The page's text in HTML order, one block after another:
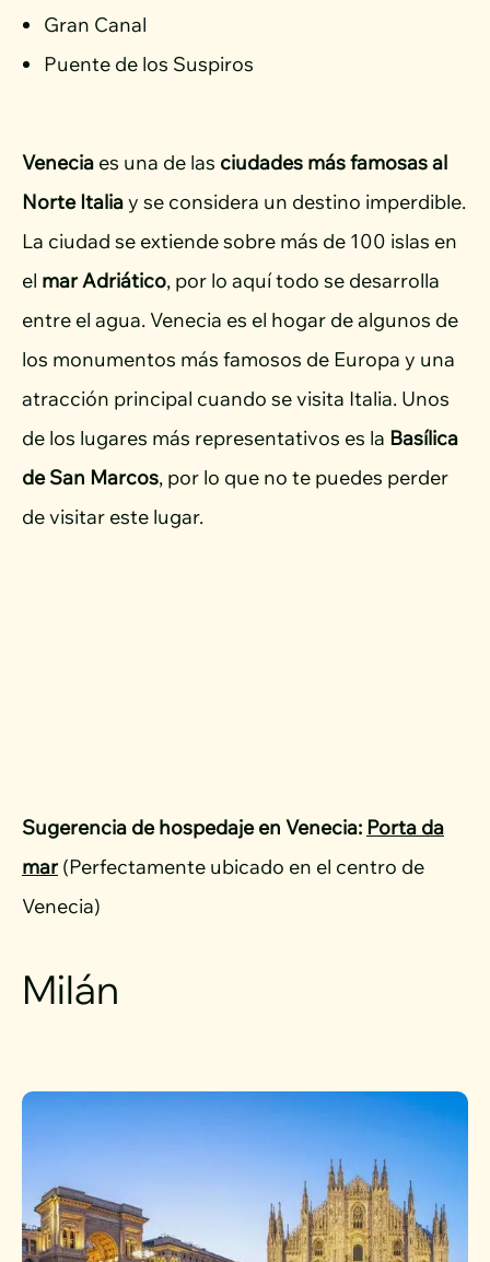
Gran Canal
Puente de los Suspiros
Venecia es una de las ciudades más famosas al
Norte Italiay se considera un destino imperdible.
La ciudad se extiende sobre más de 100 islas en
el mar Adriático, por lo aquí todo se desarrolla
entre el agua. Venecia es el hogar de algunos de
los monumentos más famosos de Europa y una
atracción principal cuando se visita Italia. Unos
de los lugares más representativos es la Basílica
de San Marcos, por lo que no te puedes perder
de visitar este lugar.
Sugerencia de hospedaje en Venecia: Porta da
mar(Perfectamente ubicado en el centro de
Venecia)
Milán